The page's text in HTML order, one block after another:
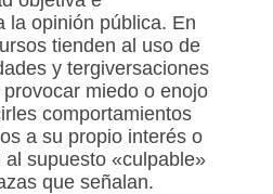
la opinión pública. En
tienden al uso de
y tergiversaciones
miedo o enojo
comportamientos
a su propio interés o
supuesto «culpable»
que señalan.